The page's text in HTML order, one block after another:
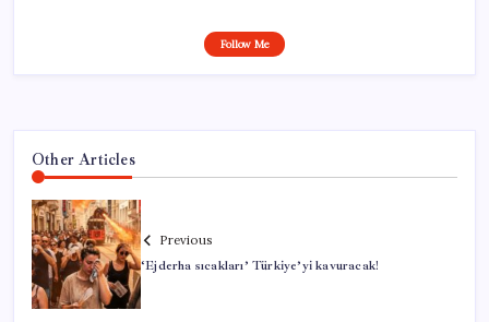
Follow Me
Other Articles
Previous
‘Ejderha sıcakları’ Türkiye’yi kavuracak!